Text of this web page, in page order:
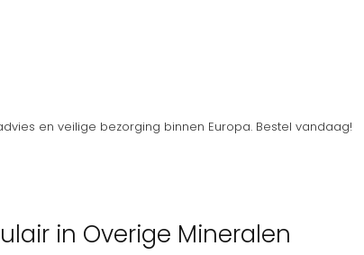
en veilige bezorging binnen Europa. Bestel vandaag!
in Overige Mineralen